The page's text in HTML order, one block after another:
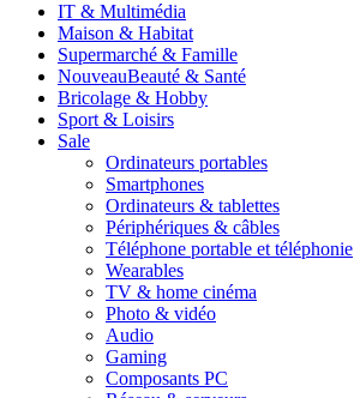
IT & Multimédia
Maison & Habitat
Supermarché & Famille
NouveauBeauté & Santé
Bricolage & Hobby
Sport & Loisirs
Sale
Ordinateurs portables
Smartphones
Ordinateurs & tablettes
Périphériques & câbles
Téléphone portable et téléphonie
Wearables
TV & home cinéma
Photo & vidéo
Audio
Gaming
Composants PC